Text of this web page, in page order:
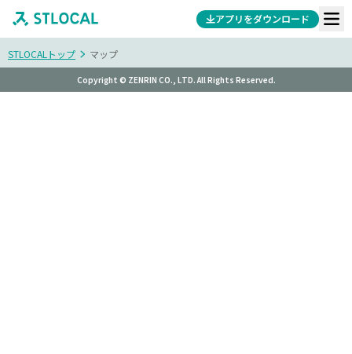
アプリをダウンロード
STLOCALトップ マップ
Copyright © ZENRIN CO., LTD. All Rights Reserved.